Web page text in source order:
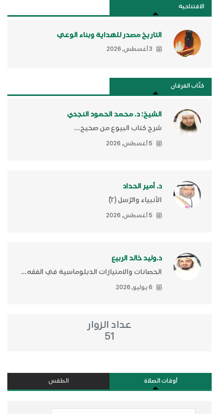
الافتتاحية
التاريخ مصدر للهداية وبناء الوعي
3 أغسطس, 2026
كتَّاب الفرقان
الشيخ: د. محمد الحمود النجدي
شرح كتاب البيوع من صحيح...
5 أغسطس, 2026
د. أمير الحداد
الأنبياء والرّسل (٢)ّ
5 أغسطس, 2026
د.وليد خالد الربيع
الحصانات والامتيازات الدبلوماسية في الفقه...
6 يوليو, 2026
عداد الزوار
51
أوقات الصلاة الطقس